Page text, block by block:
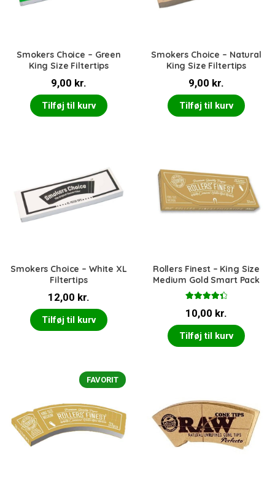
Smokers Choice – Green
King Size Filtertips
9,00 kr.
Tilføj til kurv
Smokers Choice – Natural
King Size Filtertips
9,00 kr.
Tilføj til kurv
Smokers Choice – White XL
Filtertips
12,00 kr.
Tilføj til kurv
Rollers Finest – King Size
Medium Gold Smart Pack
4.50ud af
10,00 kr.
Tilføj til kurv
FAVORIT